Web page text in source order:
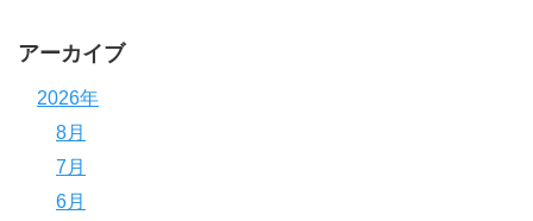
アーカイブ
2026年
8月
7月
6月